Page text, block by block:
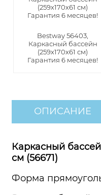
Bestway 56403,
Каркасный бассейн
(259х170х61 см)
Гарантия 6 месяцев!
ОПИСАНИЕ
Каркасный
см (56671)
Форма